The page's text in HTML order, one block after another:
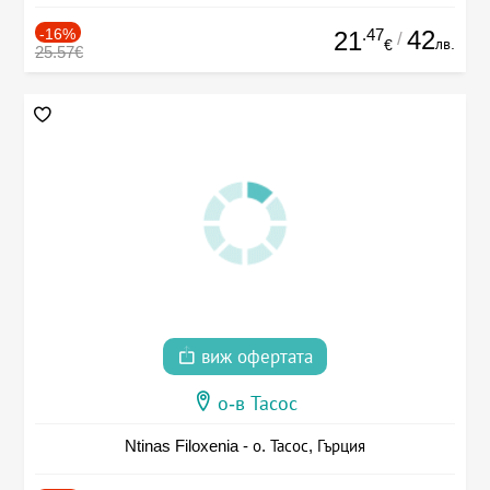
-16%
25.57€ 21.47
€ / 42лв.
виж офертата
о-в Тасос
Ntinas Filoxenia - о. Тасос, Гърция